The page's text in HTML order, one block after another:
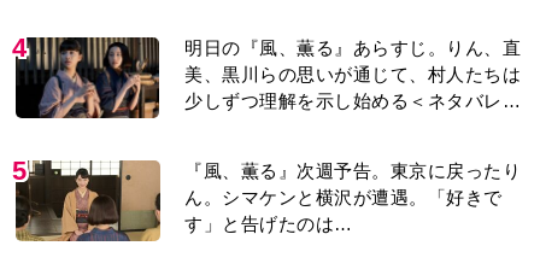
4
明日の『風、薫る』あらすじ。りん、直
美、黒川らの思いが通じて、村人たちは
少しずつ理解を示し始める＜ネタバレあ
5
『風、薫る』次週予告。東京に戻ったり
ん。シマケンと横沢が遭遇。「好きで
す」と告げたのは…